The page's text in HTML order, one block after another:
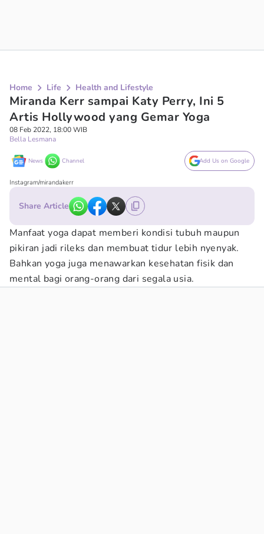
Home Life Health and Lifestyle
Miranda Kerr sampai Katy Perry, Ini 5
Artis Hollywood yang Gemar Yoga
08 Feb 2022, 18:00 WIB
Bella Lesmana
News Channel Add Us on Google
Instagram/mirandakerr
Share Article
Manfaat yoga dapat memberi kondisi tubuh maupun
pikiran jadi rileks dan membuat tidur lebih nyenyak.
Bahkan yoga juga menawarkan kesehatan fisik dan
mental bagi orang-orang dari segala usia.